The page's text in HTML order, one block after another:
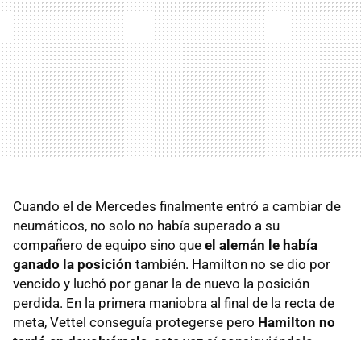
Cuando el de Mercedes finalmente entró a cambiar de
neumáticos, no solo no había superado a su
compañero de equipo sino que el alemán le había
ganado la posición también. Hamilton no se dio por
vencido y luchó por ganar la de nuevo la posición
perdida. En la primera maniobra al final de la recta de
meta, Vettel conseguía protegerse pero Hamilton no